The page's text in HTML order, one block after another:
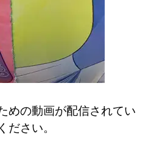
めの動画が配信されてい
ださい。